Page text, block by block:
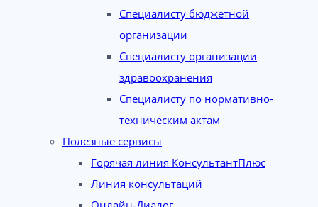
Специалисту бюджетной
организации
Специалисту организации
здравоохранения
Специалисту по нормативно-
техническим актам
Полезные сервисы
Горячая линия КонсультантПлюс
Линия консультаций